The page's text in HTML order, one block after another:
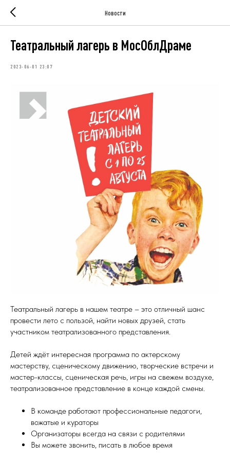
Новости
Театральный лагерь в МосОблДраме
2023-06-01 23:07
Театральный лагерь в нашем театре – это отличный шанс
провести лето с пользой, найти новых друзей, стать
участником театрализованного представления.
Детей ждёт интересная программа по актерскому
мастерству, сценическому движению, творческие встречи и
мастер-классы, сценическая речь, игры на свежем воздухе,
театрализованное представление в конце каждой смены.
В команде работают профессиональные педагоги,
вожатые и кураторы
Организаторы всегда на связи с родителями
Вы можете звонить, писать в любое время